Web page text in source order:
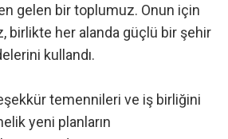
gelen bir toplumuz. Onun için
birlikte her alanda güçlü bir şehir
kullandı.
teşekkür temennileri ve iş birliğini
yeni planların